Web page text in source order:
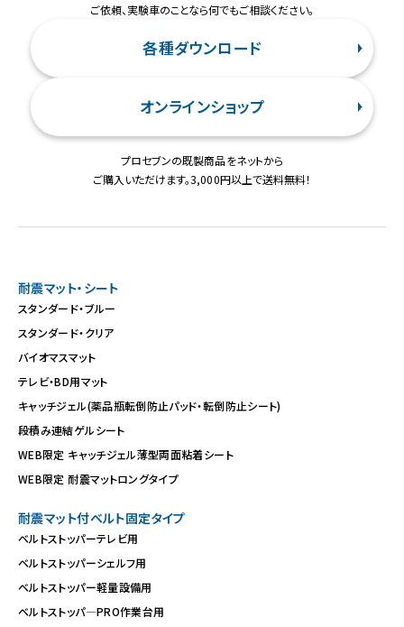
ご依頼、実験車のことなら何でもご相談ください。
各種ダウンロード
オンラインショップ
プロセブンの既製商品をネットから
ご購入いただけます。3,000円以上で送料無料！
耐震マット・シート
スタンダード・ブルー
スタンダード・クリア
バイオマスマット
テレビ・BD用マット
キャッチジェル(薬品瓶転倒防止パッド・転倒防止シート)
段積み連結ゲルシート
WEB限定 キャッチジェル薄型両面粘着シート
WEB限定 耐震マットロングタイプ
耐震マット付ベルト固定タイプ
ベルトストッパーテレビ用
ベルトストッパーシェルフ用
ベルトストッパー軽量設備用
ベルトストッパ―PRO作業台用